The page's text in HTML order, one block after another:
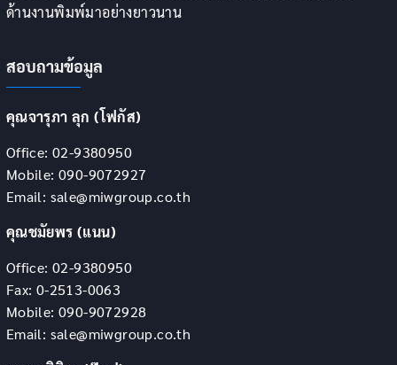
ด้านงานพิมพ์มาอย่างยาวนาน
สอบถามข้อมูล
คุณจารุภา ลุก (โฟกัส)
Office: 02-9380950
Mobile: 090-9072927
Email: sale@miwgroup.co.th
คุณชมัยพร (แนน)
Office: 02-9380950
Fax: 0-2513-0063
Mobile: 090-9072928
Email: sale@miwgroup.co.th